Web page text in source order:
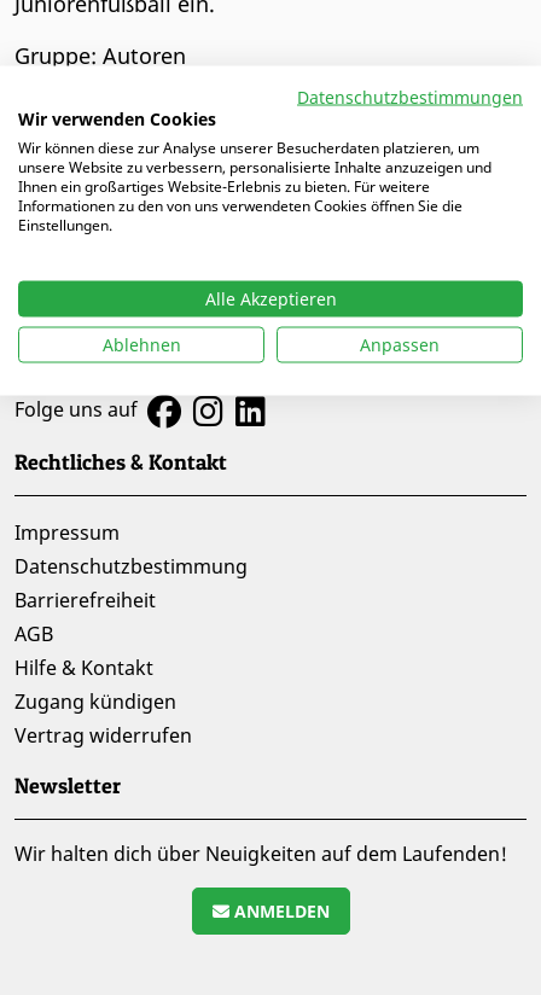
Gruppe: Autoren
ALLE AUTOREN
Folge uns auf
Rechtliches & Kontakt
Impressum
Datenschutzbestimmung
Barrierefreiheit
AGB
Hilfe & Kontakt
Zugang kündigen
Vertrag widerrufen
Newsletter
Wir halten dich über Neuigkeiten auf dem Laufenden!
ANMELDEN
Datenschutzbestimmungen
Wir verwenden Cookies
Wir können diese zur Analyse unserer Besucherdaten platzieren, um
unsere Website zu verbessern, personalisierte Inhalte anzuzeigen und
Ihnen ein großartiges Website-Erlebnis zu bieten. Für weitere
Informationen zu den von uns verwendeten Cookies öffnen Sie die
Einstellungen.
Alle Akzeptieren
Ablehnen
Anpassen